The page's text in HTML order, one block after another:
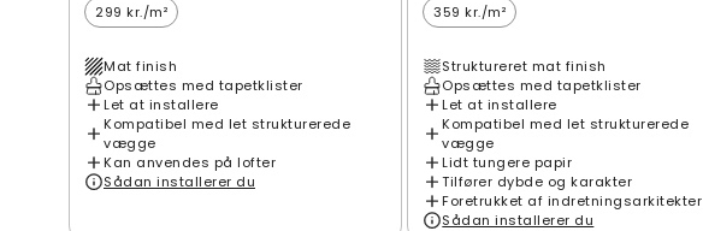
299 kr./m²
Mat finish
Opsættes med tapetklister
Let at installere
Kompatibel med let strukturerede
vægge
Kan anvendes på lofter
Sådan installerer du
359 kr./m²
Struktureret mat finish
Opsættes med tapetklister
Let at installere
Kompatibel med let strukturerede
vægge
Lidt tungere papir
Tilfører dybde og karakter
Foretrukket af indretningsarkitekter
Sådan installerer du